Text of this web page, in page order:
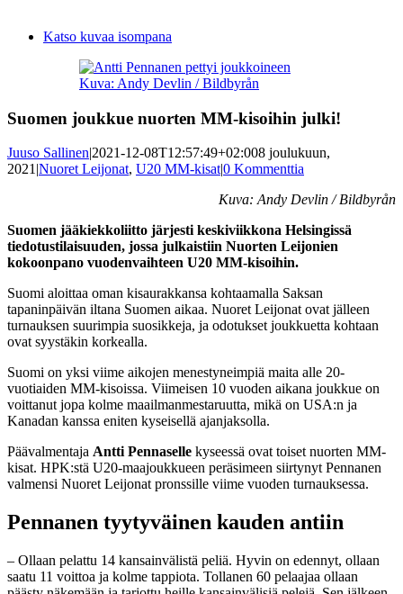
Katso kuvaa isompana
Kuva: Andy Devlin / Bildbyrån
Suomen joukkue nuorten MM-kisoihin julki!
Juuso Sallinen|2021-12-08T12:57:49+02:008 joulukuun,
2021|Nuoret Leijonat, U20 MM-kisat|0 Kommenttia
Kuva: Andy Devlin / Bildbyrån
Suomen jääkiekkoliitto järjesti keskiviikkona Helsingissä
tiedotustilaisuuden, jossa julkaistiin Nuorten Leijonien
kokoonpano vuodenvaihteen U20 MM-kisoihin.
Suomi aloittaa oman kisaurakkansa kohtaamalla Saksan
tapaninpäivän iltana Suomen aikaa. Nuoret Leijonat ovat jälleen
turnauksen suurimpia suosikkeja, ja odotukset joukkuetta kohtaan
ovat syystäkin korkealla.
Suomi on yksi viime aikojen menestyneimpiä maita alle 20-
vuotiaiden MM-kisoissa. Viimeisen 10 vuoden aikana joukkue on
voittanut jopa kolme maailmanmestaruutta, mikä on USA:n ja
Kanadan kanssa eniten kyseisellä ajanjaksolla.
Päävalmentaja Antti Pennaselle kyseessä ovat toiset nuorten MM-
kisat. HPK:stä U20-maajoukkueen peräsimeen siirtynyt Pennanen
valmensi Nuoret Leijonat pronssille viime vuoden turnauksessa.
Pennanen tyytyväinen kauden antiin
– Ollaan pelattu 14 kansainvälistä peliä. Hyvin on edennyt, ollaan
saatu 11 voittoa ja kolme tappiota. Tollanen 60 pelaajaa ollaan